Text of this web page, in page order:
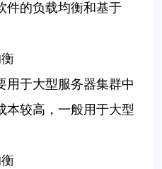
件的负载均衡和基于
用于大型服务器集群中
本较高，一般用于大型